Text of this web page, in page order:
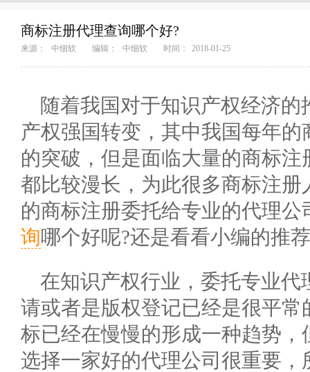
商标注册代理查询哪个好?
来源： 中细软 编辑： 中细软 时间： 2018-01-25
随着我国对于知识产权经济
产权强国转变，其中我国每年
的突破，但是面临大量的商标
都比较漫长，为此很多商标注
的商标注册委托给专业的代理公
询哪个好呢?还是看看小编的推
在知识产权行业，委托专业
请或者是版权登记已经是很平
标已经在慢慢的形成一种趋势
选择一家好的代理公司很重要